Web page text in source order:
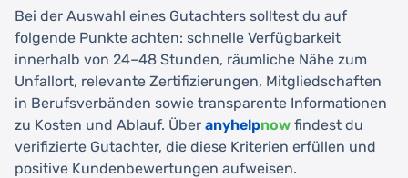
Bei der Auswahl eines Gutachters solltest du auf
folgende Punkte achten: schnelle Verfügbarkeit
innerhalb von 24–48 Stunden, räumliche Nähe zum
Unfallort, relevante Zertifizierungen, Mitgliedschaften
in Berufsverbänden sowie transparente Informationen
zu Kosten und Ablauf. Über anyhelpnow findest du
verifizierte Gutachter, die diese Kriterien erfüllen und
positive Kundenbewertungen aufweisen.